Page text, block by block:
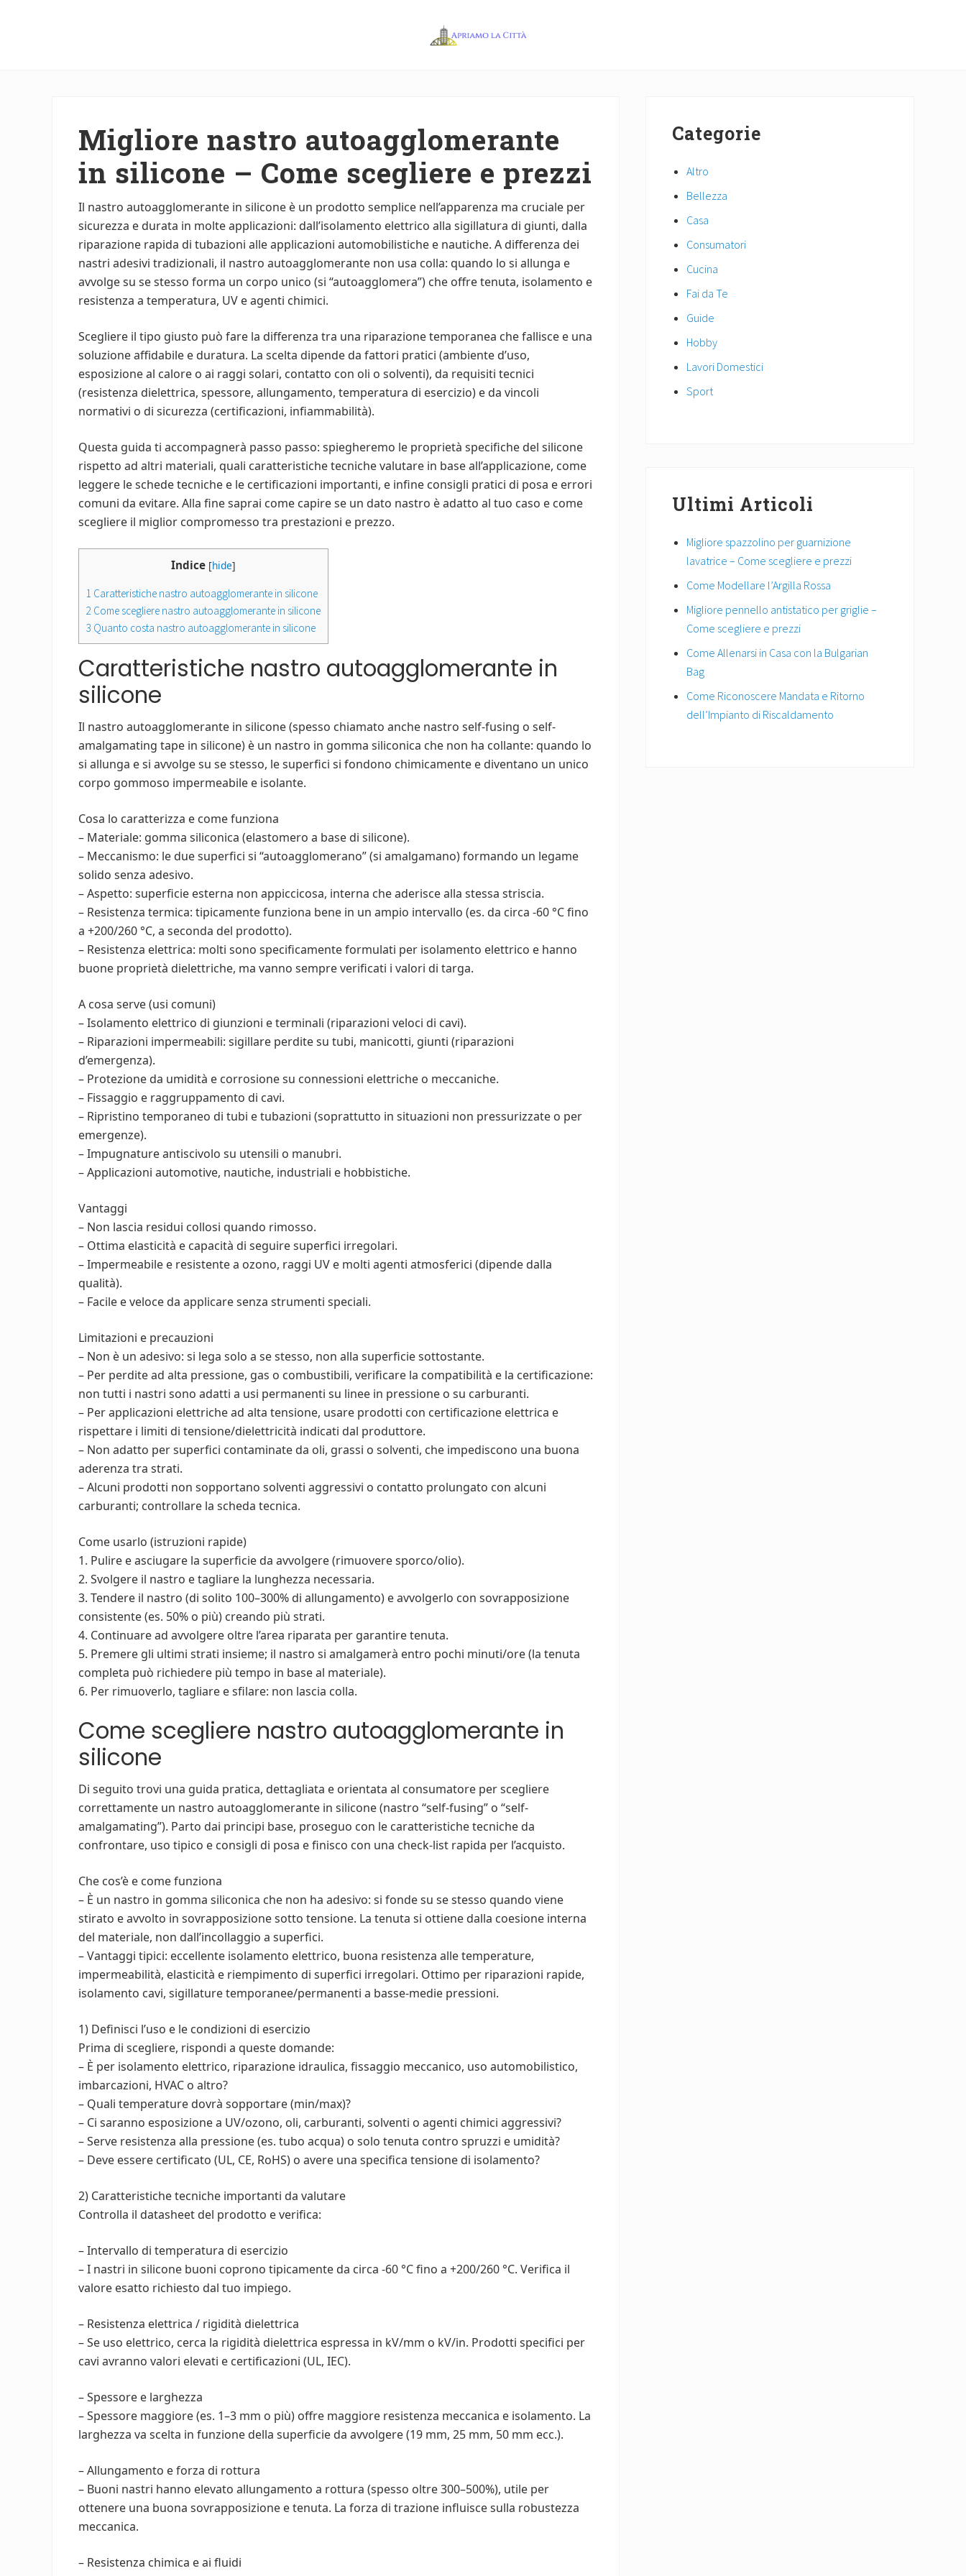
Migliore nastro autoagglomerante
in silicone – Come scegliere e prezzi
Il nastro autoagglomerante in silicone è un prodotto semplice nell’apparenza ma cruciale per
sicurezza e durata in molte applicazioni: dall’isolamento elettrico alla sigillatura di giunti, dalla
riparazione rapida di tubazioni alle applicazioni automobilistiche e nautiche. A differenza dei
nastri adesivi tradizionali, il nastro autoagglomerante non usa colla: quando lo si allunga e
avvolge su se stesso forma un corpo unico (si “autoagglomera”) che offre tenuta, isolamento e
resistenza a temperatura, UV e agenti chimici.
Scegliere il tipo giusto può fare la differenza tra una riparazione temporanea che fallisce e una
soluzione affidabile e duratura. La scelta dipende da fattori pratici (ambiente d’uso,
esposizione al calore o ai raggi solari, contatto con oli o solventi), da requisiti tecnici
(resistenza dielettrica, spessore, allungamento, temperatura di esercizio) e da vincoli
normativi o di sicurezza (certificazioni, infiammabilità).
Questa guida ti accompagnerà passo passo: spiegheremo le proprietà specifiche del silicone
rispetto ad altri materiali, quali caratteristiche tecniche valutare in base all’applicazione, come
leggere le schede tecniche e le certificazioni importanti, e infine consigli pratici di posa e errori
comuni da evitare. Alla fine saprai come capire se un dato nastro è adatto al tuo caso e come
scegliere il miglior compromesso tra prestazioni e prezzo.
Indice [hide]
1 Caratteristiche nastro autoagglomerante in silicone
2 Come scegliere nastro autoagglomerante in silicone
3 Quanto costa nastro autoagglomerante in silicone
Caratteristiche nastro autoagglomerante in
silicone
Il nastro autoagglomerante in silicone (spesso chiamato anche nastro self-fusing o self-
amalgamating tape in silicone) è un nastro in gomma siliconica che non ha collante: quando lo
si allunga e si avvolge su se stesso, le superfici si fondono chimicamente e diventano un unico
corpo gommoso impermeabile e isolante.
Cosa lo caratterizza e come funziona
– Materiale: gomma siliconica (elastomero a base di silicone).
– Meccanismo: le due superfici si “autoagglomerano” (si amalgamano) formando un legame
solido senza adesivo.
– Aspetto: superficie esterna non appiccicosa, interna che aderisce alla stessa striscia.
– Resistenza termica: tipicamente funziona bene in un ampio intervallo (es. da circa -60 °C fino
a +200/260 °C, a seconda del prodotto).
– Resistenza elettrica: molti sono specificamente formulati per isolamento elettrico e hanno
buone proprietà dielettriche, ma vanno sempre verificati i valori di targa.
A cosa serve (usi comuni)
– Isolamento elettrico di giunzioni e terminali (riparazioni veloci di cavi).
– Riparazioni impermeabili: sigillare perdite su tubi, manicotti, giunti (riparazioni
d’emergenza).
– Protezione da umidità e corrosione su connessioni elettriche o meccaniche.
– Fissaggio e raggruppamento di cavi.
– Ripristino temporaneo di tubi e tubazioni (soprattutto in situazioni non pressurizzate o per
emergenze).
– Impugnature antiscivolo su utensili o manubri.
– Applicazioni automotive, nautiche, industriali e hobbistiche.
Vantaggi
– Non lascia residui collosi quando rimosso.
– Ottima elasticità e capacità di seguire superfici irregolari.
– Impermeabile e resistente a ozono, raggi UV e molti agenti atmosferici (dipende dalla
qualità).
– Facile e veloce da applicare senza strumenti speciali.
Limitazioni e precauzioni
– Non è un adesivo: si lega solo a se stesso, non alla superficie sottostante.
– Per perdite ad alta pressione, gas o combustibili, verificare la compatibilità e la certificazione:
non tutti i nastri sono adatti a usi permanenti su linee in pressione o su carburanti.
– Per applicazioni elettriche ad alta tensione, usare prodotti con certificazione elettrica e
rispettare i limiti di tensione/dielettricità indicati dal produttore.
– Non adatto per superfici contaminate da oli, grassi o solventi, che impediscono una buona
aderenza tra strati.
– Alcuni prodotti non sopportano solventi aggressivi o contatto prolungato con alcuni
carburanti; controllare la scheda tecnica.
Come usarlo (istruzioni rapide)
1. Pulire e asciugare la superficie da avvolgere (rimuovere sporco/olio).
2. Svolgere il nastro e tagliare la lunghezza necessaria.
3. Tendere il nastro (di solito 100–300% di allungamento) e avvolgerlo con sovrapposizione
consistente (es. 50% o più) creando più strati.
4. Continuare ad avvolgere oltre l’area riparata per garantire tenuta.
5. Premere gli ultimi strati insieme; il nastro si amalgamerà entro pochi minuti/ore (la tenuta
completa può richiedere più tempo in base al materiale).
6. Per rimuoverlo, tagliare e sfilare: non lascia colla.
Come scegliere nastro autoagglomerante in
silicone
Di seguito trovi una guida pratica, dettagliata e orientata al consumatore per scegliere
correttamente un nastro autoagglomerante in silicone (nastro “self-fusing” o “self-
amalgamating”). Parto dai principi base, proseguo con le caratteristiche tecniche da
confrontare, uso tipico e consigli di posa e finisco con una check‑list rapida per l’acquisto.
Che cos’è e come funziona
– È un nastro in gomma siliconica che non ha adesivo: si fonde su se stesso quando viene
stirato e avvolto in sovrapposizione sotto tensione. La tenuta si ottiene dalla coesione interna
del materiale, non dall’incollaggio a superfici.
– Vantaggi tipici: eccellente isolamento elettrico, buona resistenza alle temperature,
impermeabilità, elasticità e riempimento di superfici irregolari. Ottimo per riparazioni rapide,
isolamento cavi, sigillature temporanee/permanenti a basse-medie pressioni.
1) Definisci l’uso e le condizioni di esercizio
Prima di scegliere, rispondi a queste domande:
– È per isolamento elettrico, riparazione idraulica, fissaggio meccanico, uso automobilistico,
imbarcazioni, HVAC o altro?
– Quali temperature dovrà sopportare (min/max)?
– Ci saranno esposizione a UV/ozono, oli, carburanti, solventi o agenti chimici aggressivi?
– Serve resistenza alla pressione (es. tubo acqua) o solo tenuta contro spruzzi e umidità?
– Deve essere certificato (UL, CE, RoHS) o avere una specifica tensione di isolamento?
2) Caratteristiche tecniche importanti da valutare
Controlla il datasheet del prodotto e verifica:
– Intervallo di temperatura di esercizio
– I nastri in silicone buoni coprono tipicamente da circa -60 °C fino a +200/260 °C. Verifica il
valore esatto richiesto dal tuo impiego.
– Resistenza elettrica / rigidità dielettrica
– Se uso elettrico, cerca la rigidità dielettrica espressa in kV/mm o kV/in. Prodotti specifici per
cavi avranno valori elevati e certificazioni (UL, IEC).
– Spessore e larghezza
– Spessore maggiore (es. 1–3 mm o più) offre maggiore resistenza meccanica e isolamento. La
larghezza va scelta in funzione della superficie da avvolgere (19 mm, 25 mm, 50 mm ecc.).
– Allungamento e forza di rottura
– Buoni nastri hanno elevato allungamento a rottura (spesso oltre 300–500%), utile per
ottenere una buona sovrapposizione e tenuta. La forza di trazione influisce sulla robustezza
meccanica.
– Resistenza chimica e ai fluidi
Sidebar
Categorie
Altro
Bellezza
Casa
Consumatori
Cucina
Fai da Te
Guide
Hobby
Lavori Domestici
Sport
Ultimi Articoli
Migliore spazzolino per guarnizione
lavatrice – Come scegliere e prezzi
Come Modellare l’Argilla Rossa
Migliore pennello antistatico per griglie –
Come scegliere e prezzi
Come Allenarsi in Casa con la Bulgarian
Bag
Come Riconoscere Mandata e Ritorno
dell’Impianto di Riscaldamento